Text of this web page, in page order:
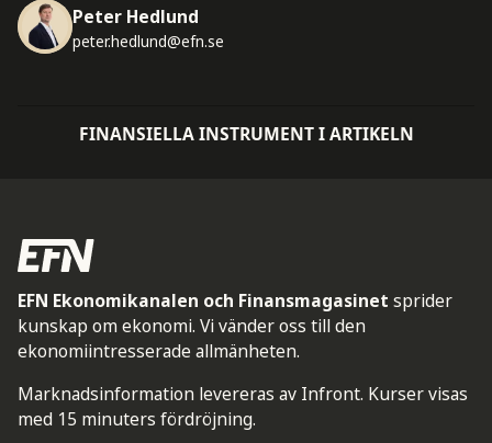
Peter Hedlund
peter.hedlund@efn.se
FINANSIELLA INSTRUMENT I ARTIKELN
EFN Ekonomikanalen och Finansmagasinet sprider
kunskap om ekonomi. Vi vänder oss till den
ekonomiintresserade allmänheten.
Marknadsinformation levereras av Infront. Kurser visas
med 15 minuters fördröjning.